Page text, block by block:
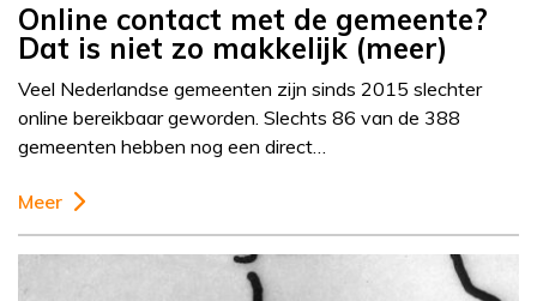
Online contact met de gemeente?
Dat is niet zo makkelijk (meer)
Veel Nederlandse gemeenten zijn sinds 2015 slechter
online bereikbaar geworden. Slechts 86 van de 388
gemeenten hebben nog een direct…
Meer